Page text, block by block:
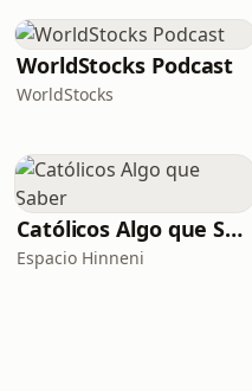
WorldStocks Podcast
WorldStocks
Católicos Algo que Saber
Espacio Hinneni